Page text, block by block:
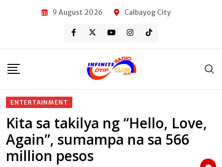
9 August 2026 Calbayog City
ENTERTAINMENT
Kita sa takilya ng “Hello, Love,
Again”, sumampa na sa 566
million pesos